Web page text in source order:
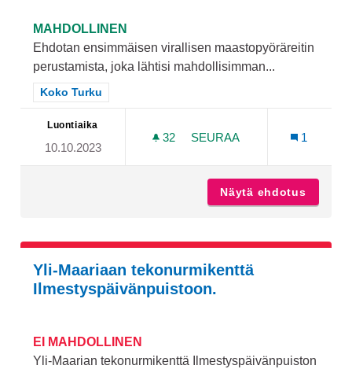
MAHDOLLINEN
Ehdotan ensimmäisen virallisen maastopyöräreitin
perustamista, joka lähtisi mahdollisimman...
Rajaa tulokset teeman mukaan: Koko Turku
Koko Turku
Luontiaika
10.10.2023
32 32 SEURAAJAA
SEURAA
1
Näytä ehdotus
Yli-Maariaan tekonurmikenttä
Ilmestyspäivänpuistoon.
EI MAHDOLLINEN
Yli-Maarian tekonurmikenttä Ilmestyspäivänpuiston